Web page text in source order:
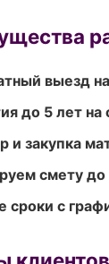
выезд
до 5 лет
и закупка
смету до
сроки с